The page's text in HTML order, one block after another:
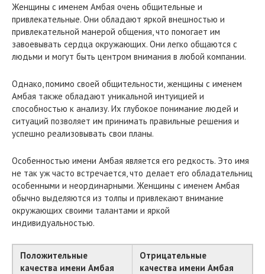
Женщины с именем Амбая очень общительные и
привлекательные. Они обладают яркой внешностью и
привлекательной манерой общения, что помогает им
завоевывать сердца окружающих. Они легко общаются с
людьми и могут быть центром внимания в любой компании.
Однако, помимо своей общительности, женщины с именем
Амбая также обладают уникальной интуицией и
способностью к анализу. Их глубокое понимание людей и
ситуаций позволяет им принимать правильные решения и
успешно реализовывать свои планы.
Особенностью имени Амбая является его редкость. Это имя
не так уж часто встречается, что делает его обладательниц
особенными и неординарными. Женщины с именем Амбая
обычно выделяются из толпы и привлекают внимание
окружающих своими талантами и яркой
индивидуальностью.
Положительные
качества имени Амбая
Отрицательные
качества имени Амбая